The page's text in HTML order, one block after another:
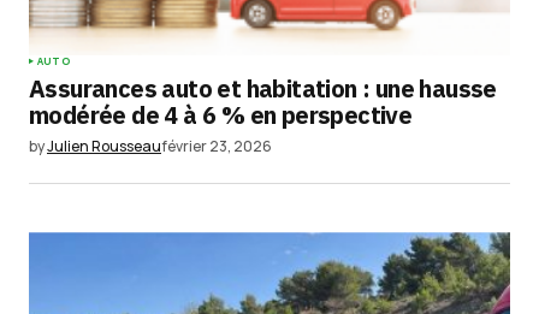
AUTO
Assurances auto et habitation : une hausse
modérée de 4 à 6 % en perspective
byJulien Rousseaufévrier 23, 2026